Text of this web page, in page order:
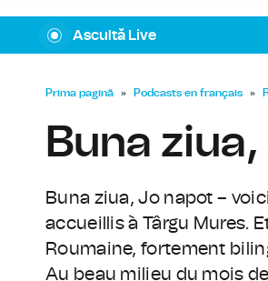
Ascultă Live
Prima pagină » Podcasts en français »
Buna
Buna ziua, Jo napot –
accueillis à Târgu Mures.
Roumaine, fortement
Au beau milieu du mois